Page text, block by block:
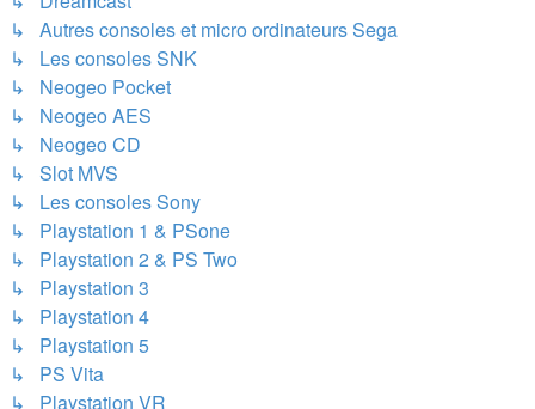
↳ Autres consoles et micro ordinateurs Sega
↳ Les consoles SNK
↳ Neogeo Pocket
↳ Neogeo AES
↳ Neogeo CD
↳ Slot MVS
↳ Les consoles Sony
↳ Playstation 1 & PSone
↳ Playstation 2 & PS Two
↳ Playstation 3
↳ Playstation 4
↳ Playstation 5
↳ PS Vita
↳ Playstation VR